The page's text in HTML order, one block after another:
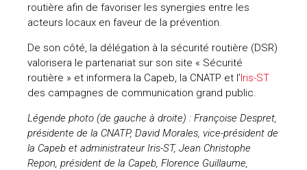
routière afin de favoriser les synergies entre les
acteurs locaux en faveur de la prévention.
De son côté, la délégation à la sécurité routière (DSR)
valorisera le partenariat sur son site « Sécurité
routière » et informera la Capeb, la CNATP et l’Iris-ST
des campagnes de communication grand public.
Légende photo (de gauche à droite) : Françoise Despret,
présidente de la CNATP, David Morales, vice-président de
la Capeb et administrateur Iris-ST, Jean Christophe
Repon, président de la Capeb, Florence Guillaume,